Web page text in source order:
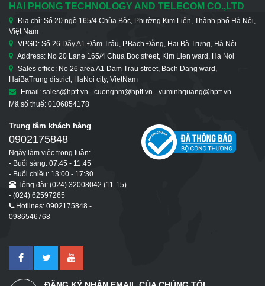
HAI PHONG TECHNOLOGY AND TELECOM CO.,LTD
Địa chỉ: Số 20 ngõ 165/4 Chùa Bộc, Phường Kim Liên, Thành phố Hà Nội,
Việt Nam
VPGD: Số 26 Dãy A1 Đầm Trấu, P.Bạch Đằng, Hai Bà Trưng, Hà Nội
Address: No 20 Lane 165/4 Chua Boc street, Kim Lien ward, Ha Noi
Sales office: No 26 area A1 Dam Trau street, Bach Dang ward,
HaiBaTrung district, HaNoi city, VietNam
Email: sales@hptt.vn - cuongnm@hptt.vn - vuminhquang@hptt.vn
Mã số thuế: 0106854178
Trung tâm khách hàng
0902175848
Ngày làm việc trong tuần:
- Buổi sáng: 07:45 - 11:45
- Buổi chiều: 13:00 - 17:30
Tổng đài: (024) 32008042 (11-15)
- (024) 62597265
Hotlines: 0902175848 -
0986546768